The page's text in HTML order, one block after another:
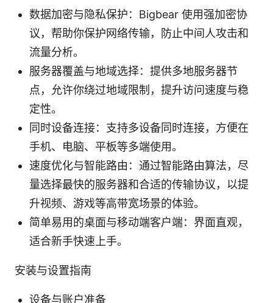
数据加密与隐私保护：Bigbear 使用强加密协
议，帮助你保护网络传输，防止中间人攻击和
流量分析。
服务器覆盖与地域选择：提供多地服务器节
点，允许你绕过地域限制，提升访问速度与稳
定性。
同时设备连接：支持多设备同时连接，方便在
手机、电脑、平板等多端使用。
速度优化与智能路由：通过智能路由算法，尽
量选择最快的服务器和合适的传输协议，以提
升视频、游戏等高带宽场景的体验。
简单易用的桌面与移动端客户端：界面直观，
适合新手快速上手。
安装与设置指南
设备与账户准备